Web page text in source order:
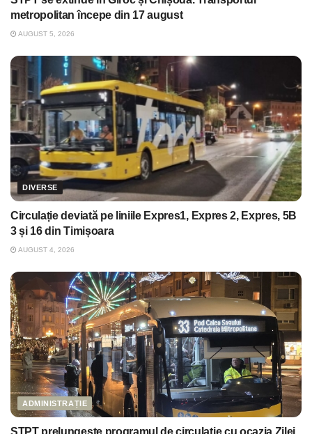
metropolitan începe din 17 august
AUGUST 5, 2026
DIVERSE
Circulație deviată pe liniile Expres1, Expres 2, Expres, 5B
3 și 16 din Timișoara
AUGUST 4, 2026
ADMINISTRAȚIE